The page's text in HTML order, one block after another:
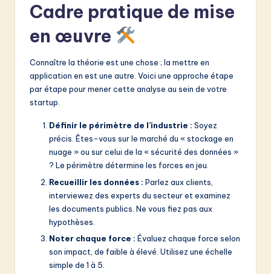
Cadre pratique de mise
en œuvre
Connaître la théorie est une chose ; la mettre en
application en est une autre. Voici une approche étape
par étape pour mener cette analyse au sein de votre
startup.
Définir le périmètre de l’industrie : Soyez
précis. Êtes-vous sur le marché du « stockage en
nuage » ou sur celui de la « sécurité des données »
? Le périmètre détermine les forces en jeu.
Recueillir les données : Parlez aux clients,
interviewez des experts du secteur et examinez
les documents publics. Ne vous fiez pas aux
hypothèses.
Noter chaque force : Évaluez chaque force selon
son impact, de faible à élevé. Utilisez une échelle
simple de 1 à 5.